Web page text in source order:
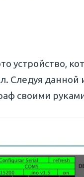
устройство,
Следуя
своими